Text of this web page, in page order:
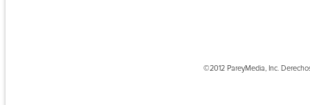
©2012 PareyMedia, Inc.